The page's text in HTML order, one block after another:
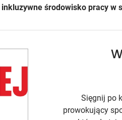
środowisko pracy w
Sięgnij po
prowokujący